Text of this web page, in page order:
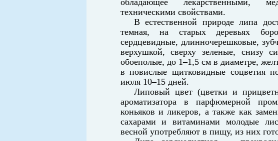
обладающее лекарственными,
техническими свойствами.
В естественной природе липа
темная, на старых деревьях
сердцевидные, длинночерешковые,
верхушкой, сверху зеленые, снизу
обоеполые, до 1–1,5 см в диаметре,
в повислые щитковидные соцветия
июля 10–15 дней.
Липовый цвет (цветки и
ароматизатора в парфюмерной
коньяков и ликеров, а также как
сахарами и витаминами молодые
весной употребляют в пищу, из них